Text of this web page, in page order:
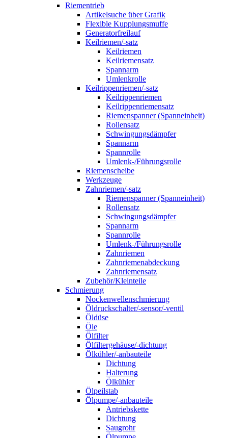
Riementrieb
Artikelsuche über Grafik
Flexible Kupplungsmuffe
Generatorfreilauf
Keilriemen/-satz
Keilriemen
Keilriemensatz
Spannarm
Umlenkrolle
Keilrippenriemen/-satz
Keilrippenriemen
Keilrippenriemensatz
Riemenspanner (Spanneinheit)
Rollensatz
Schwingungsdämpfer
Spannarm
Spannrolle
Umlenk-/Führungsrolle
Riemenscheibe
Werkzeuge
Zahnriemen/-satz
Riemenspanner (Spanneinheit)
Rollensatz
Schwingungsdämpfer
Spannarm
Spannrolle
Umlenk-/Führungsrolle
Zahnriemen
Zahnriemenabdeckung
Zahnriemensatz
Zubehör/Kleinteile
Schmierung
Nockenwellenschmierung
Öldruckschalter/-sensor/-ventil
Öldüse
Öle
Ölfilter
Ölfiltergehäuse/-dichtung
Ölkühler/-anbauteile
Dichtung
Halterung
Ölkühler
Ölpeilstab
Ölpumpe/-anbauteile
Antriebskette
Dichtung
Saugrohr